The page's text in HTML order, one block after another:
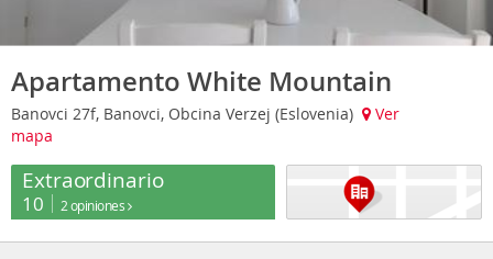
Apartamento White Mountain
Banovci 27f, Banovci, Obcina Verzej (Eslovenia)
Ver
mapa
Extraordinario
10 2 opiniones